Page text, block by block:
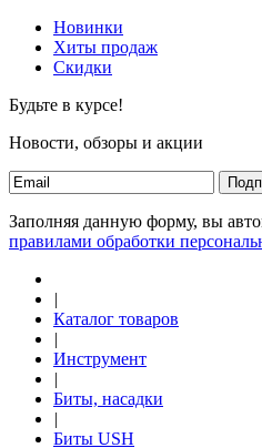
Новинки
Хиты продаж
Скидки
Будьте в курсе!
Новости, обзоры и акции
Заполняя данную форму, вы
правилами обработки
|
Каталог товаров
|
Инструмент
|
Биты, насадки
|
Биты USH